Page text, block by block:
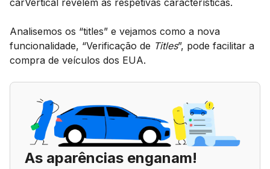
Analisemos os “titles” e vejamos como a nova
funcionalidade, “Verificação de Titles”, pode facilitar a
compra de veículos dos EUA.
As aparências enganam!